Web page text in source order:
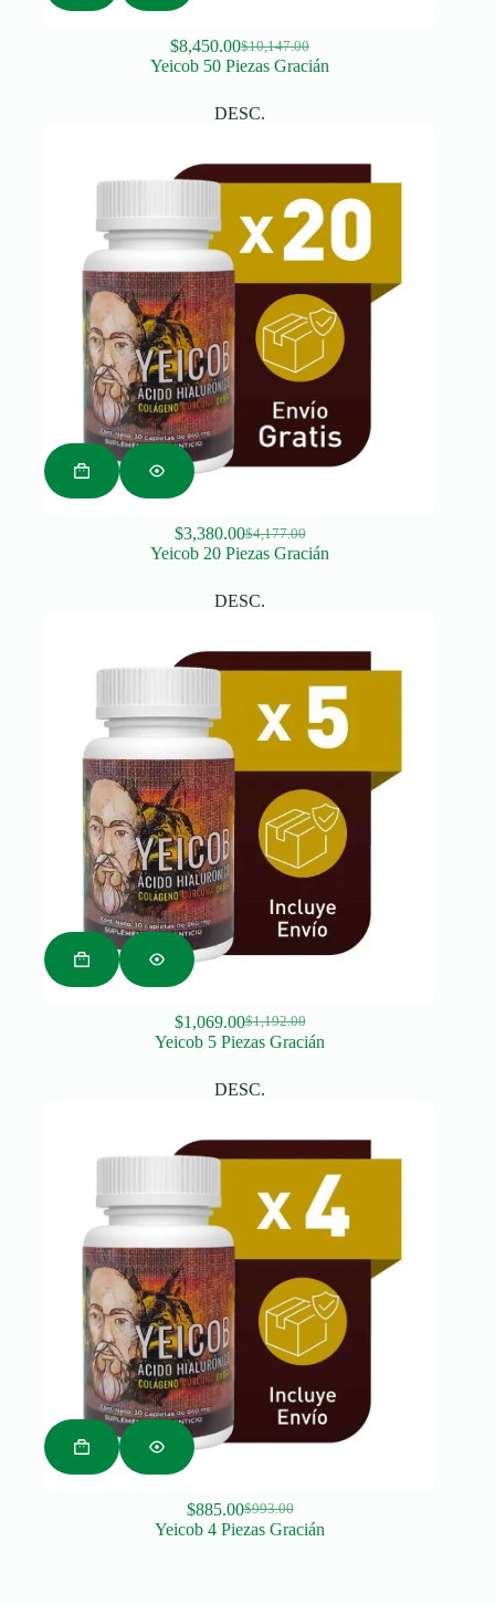
$10,147.00
Original
price
$10,147.00.
$8,450.00Current
price
$8,450.00.
Yeicob 50 Piezas Gracián
DESC.
$4,177.00
Original
price
$4,177.00.
$3,380.00Current
price
$3,380.00.
Yeicob 20 Piezas Gracián
DESC.
$1,192.00
Original
price
$1,192.00.
$1,069.00Current
price
$1,069.00.
Yeicob 5 Piezas Gracián
DESC.
$993.00
Original
price
$885.00Current
price
Yeicob 4 Piezas Gracián